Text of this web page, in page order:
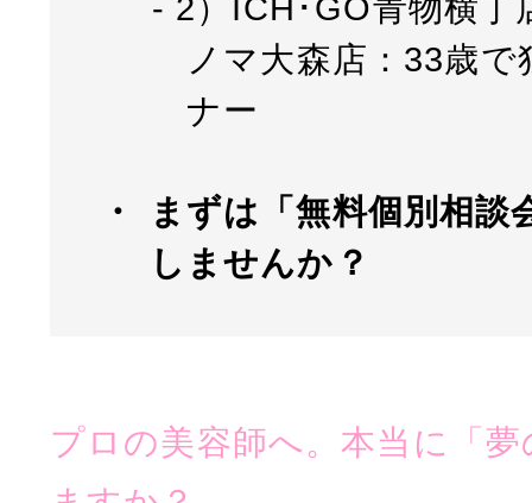
ノマ大森店：33歳
ナー
まずは「無料個別相談
しませんか？
プロの美容師へ。本当に「